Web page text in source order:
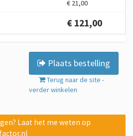
€ 21,00
€ 121,00
Plaats bestelling
Terug naar de site -
verder winkelen
Laat het me weten op